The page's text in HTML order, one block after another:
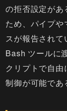
の拒否設定があ
ため、パイプ
スが報告され
Bash ツールに
クリプトで自
制御が可能であ